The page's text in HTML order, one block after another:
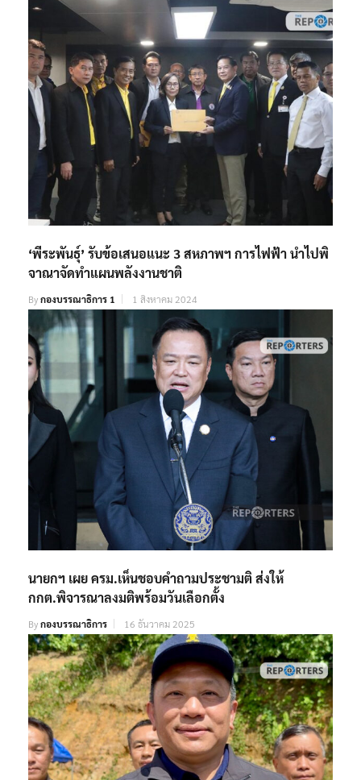
‘พีระพันธุ์’ รับข้อเสนอแนะ 3 สหภาพฯ การไฟฟ้า นำไปพิ
จาณาจัดทำแผนพลังงานชาติ
Byกองบรรณาธิการ 1 1 สิงหาคม 2024
นายกฯ เผย ครม.เห็นชอบคำถามประชามติ ส่งให้
กกต.พิจารณาลงมติพร้อมวันเลือกตั้ง
Byกองบรรณาธิการ 16 ธันวาคม 2025